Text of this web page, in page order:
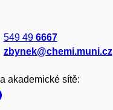
549 49 6667
zbynek@chemi.muni.cz
akademické sítě: